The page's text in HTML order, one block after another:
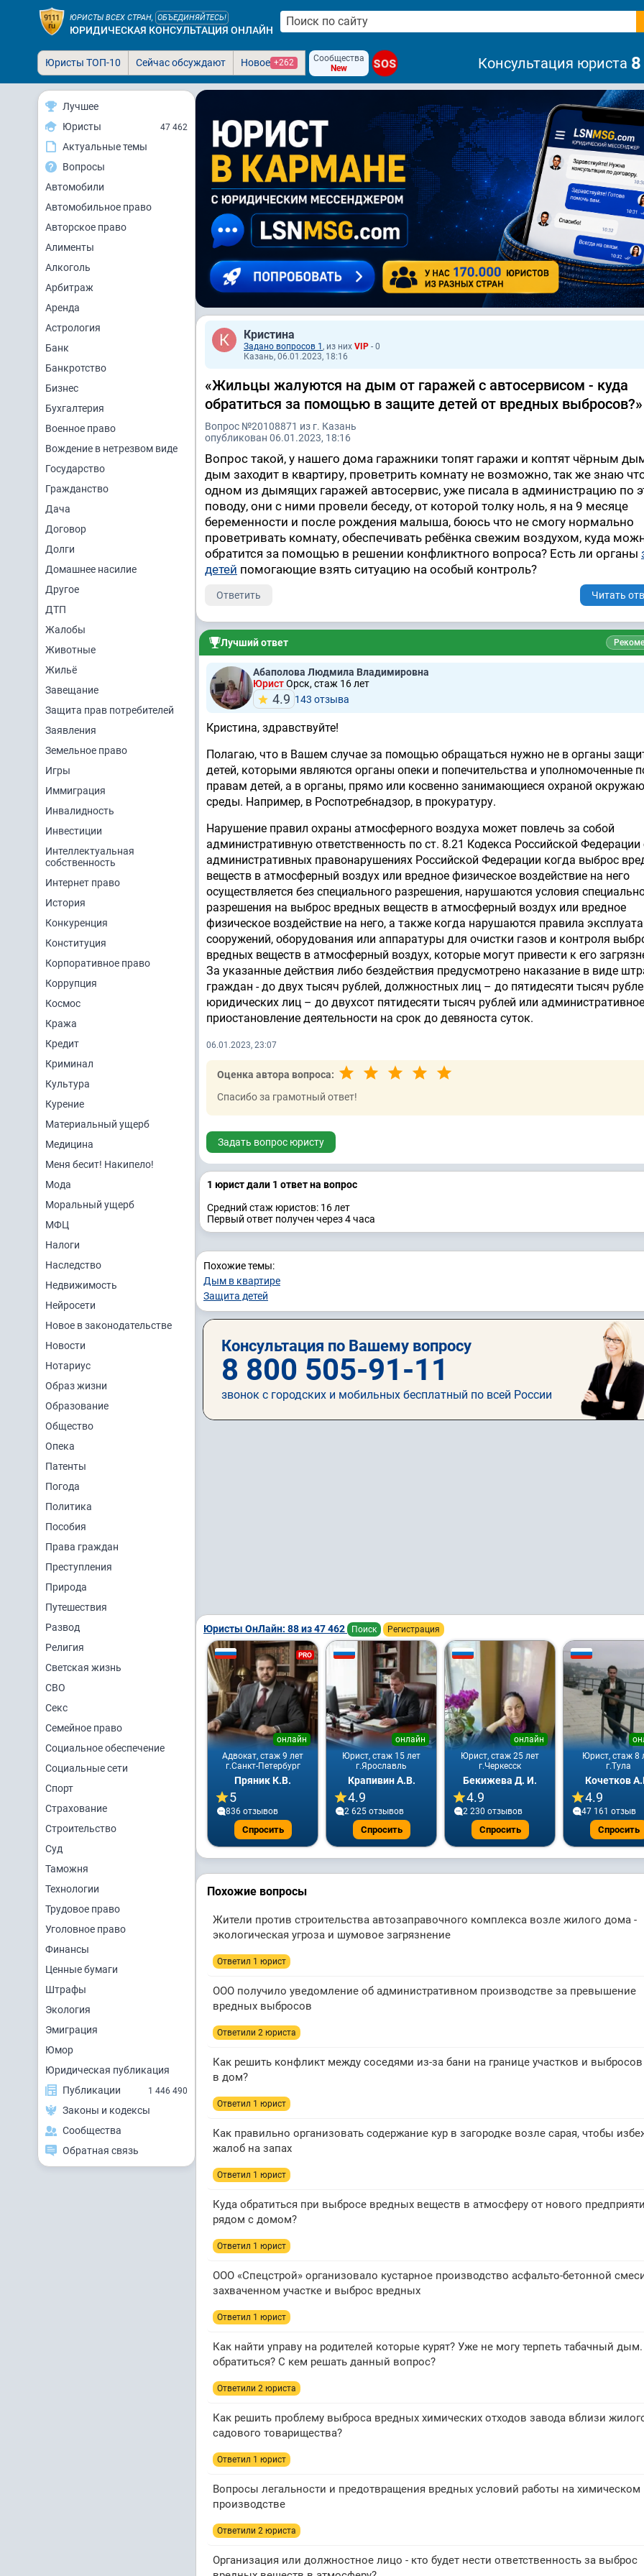
ЮРИСТЫ ВСЕХ СТРАН, ОБЪЕДИНЯЙТЕСЬ!
ЮРИДИЧЕСКАЯ КОНСУЛЬТАЦИЯ ОНЛАЙН
Юристы ТОП-10 Сейчас обсуждают Новое +262
Сообщества
New
SOS Консультация юриста
Лучшее
Юристы
47 462
Актуальные темы
Вопросы
Автомобили
Автомобильное право
Авторское право
Алименты
Алкоголь
Арбитраж
Аренда
Астрология
Банк
Банкротство
Бизнес
Бухгалтерия
Военное право
Вождение в нетрезвом виде
Государство
Гражданство
Дача
Договор
Долги
Домашнее насилие
Другое
ДТП
Жалобы
Животные
Жильё
Завещание
Защита прав потребителей
Заявления
Земельное право
Игры
Иммиграция
Инвалидность
Инвестиции
Интеллектуальная
собственность
Интернет право
История
Конкуренция
Конституция
Корпоративное право
Коррупция
Космос
Кража
Кредит
Криминал
Культура
Курение
Материальный ущерб
Медицина
Меня бесит! Накипело!
Мода
Моральный ущерб
МФЦ
Налоги
Наследство
Недвижимость
Нейросети
Новое в законодательстве
Новости
Нотариус
Образ жизни
Образование
Общество
Опека
Патенты
Погода
Политика
Пособия
Права граждан
Преступления
Природа
Путешествия
Развод
Религия
Светская жизнь
СВО
Секс
Семейное право
Социальное обеспечение
Социальные сети
Спорт
Страхование
Строительство
Суд
Таможня
Технологии
Трудовое право
Уголовное право
Финансы
Ценные бумаги
Штрафы
Экология
Эмиграция
Юмор
Юридическая публикация
Публикации
1 446 490
Законы и кодексы
Сообщества
Обратная связь
Кристина
Задано вопросов 1 , из них VIP - 0
Казань, 06.01.2023, 18:16
«Жильцы жалуются на дым от гаражей с автосервисом - куда
обратиться за помощью в защите детей от вредных выбросов?»
Вопрос №20108871 из г. Казань
опубликован 06.01.2023, 18:16
Вопрос такой, у нашего дома гаражники топят гаражи и коптят чёрным
дым заходит в квартиру, проветрить комнату не возможно, так же знаю
одном из дымящих гаражей автосервис, уже писала в администрацию по
поводу, они с ними провели беседу, от которой толку ноль, я на 9 месяце
беременности и после рождения малыша, боюсь что не смогу нормально
проветривать комнату, обеспечивать ребёнка свежим воздухом, куда
обратится за помощью в решении конфликтного вопроса? Есть ли органы
детей помогающие взять ситуацию на особый контроль?
Ответить Читать
Лучший ответ
Абаполова Людмила Владимировна
ЮристОрск, стаж 16 лет
4.9 143 отзывa
Кристина, здравствуйте!
Полагаю, что в Вашем случае за помощью обращаться нужно не в органы
детей, которыми являются органы опеки и попечительства и уполномоченные
правам детей, а в органы, прямо или косвенно занимающиеся охраной
среды. Например, в Роспотребнадзор, в прокуратуру.
Нарушение правил охраны атмосферного воздуха может повлечь за собой
административную ответственность по ст. 8.21 Кодекса Российской Федерации
административных правонарушениях Российской Федерации когда выброс
веществ в атмосферный воздух или вредное физическое воздействие на него
осуществляется без специального разрешения, нарушаются условия
разрешения на выброс вредных веществ в атмосферный воздух или вредное
физическое воздействие на него, а также когда нарушаются правила
сооружений, оборудования или аппаратуры для очистки газов и контроля
вредных веществ в атмосферный воздух, которые могут привести к его
За указанные действия либо бездействия предусмотрено наказание в виде
граждан - до двух тысяч рублей, должностных лиц – до пятидесяти тысяч
юридических лиц – до двухсот пятидесяти тысяч рублей или административное
приостановление деятельности на срок до девяноста суток.
06.01.2023, 23:07
Оценка автора вопроса:
Спасибо за грамотный ответ!
Задать вопрос юристу
1 юрист дали 1 ответ на вопрос
Средний стаж юристов: 16 лет
Первый ответ получен через 4 часа
Похожие темы:
Дым в квартире
Защита детей
Консультация по Вашему вопросу
8 800 505-91-11
звонок с городских и мобильных бесплатный по всей России
Юристы ОнЛайн: 88 из 47 462 Поиск Регистрация
PRO
Адвокат, стаж 9 лет
онлайн
г.Санкт-Петербург
Пряник К.В.
5
836 отзывов
Спросить
Юрист, стаж 15 лет
онлайн
г.Ярославль
Крапивин А.В.
4.9
2 625 отзывов
Спросить
Юрист, стаж 25 лет
онлайн
г.Черкесск
Бекижева Д. И.
4.9
2 230 отзывов
Спросить
Юрист, стаж 8
г.Тула
Кочетков
4.9
47 161 отзыв
Спросить
Похожие вопросы
Жители против строительства автозаправочного комплекса возле жилого дома -
экологическая угроза и шумовое загрязнение
Ответил 1 юрист
ООО получило уведомление об административном производстве за превышение
вредных выбросов
Ответили 2 юристa
Как решить конфликт между соседями из-за бани на границе участков и
в дом?
Ответил 1 юрист
Как правильно организовать содержание кур в загородке возле сарая, чтобы
жалоб на запах
Ответил 1 юрист
Куда обратиться при выбросе вредных веществ в атмосферу от нового
рядом с домом?
Ответил 1 юрист
ООО «Спецстрой» организовало кустарное производство асфальто-бетонной
захваченном участке и выброс вредных
Ответил 1 юрист
Как найти управу на родителей которые курят? Уже не могу терпеть табачный
обратиться? С кем решать данный вопрос?
Ответили 2 юристa
Как решить проблему выброса вредных химических отходов завода вблизи
садового товарищества?
Ответил 1 юрист
Вопросы легальности и предотвращения вредных условий работы на химическом
производстве
Ответили 2 юристa
Организация или должностное лицо - кто будет нести ответственность за выброс